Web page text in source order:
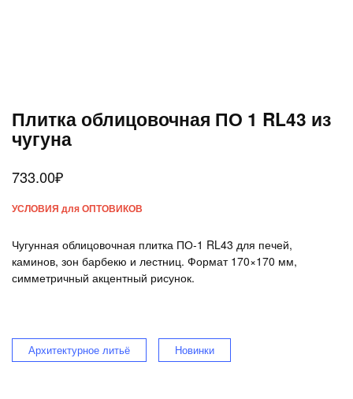
Плитка облицовочная ПО 1 RL43 из
чугуна
733.00₽
УСЛОВИЯ для ОПТОВИКОВ
Чугунная облицовочная плитка ПО‑1 RL43 для печей,
каминов, зон барбекю и лестниц. Формат 170×170 мм,
симметричный акцентный рисунок.
Архитектурное литьё Новинки